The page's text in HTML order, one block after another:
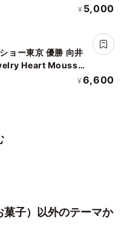
¥ 5,000
ョー東京 優勝 向井
Heart Mousse
¥ 6,600
子）以外のテーマか